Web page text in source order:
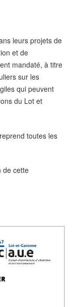
leurs projets de
et de
mandaté, à titre
sur les
qui peuvent
du Lot et
toutes les
de cette